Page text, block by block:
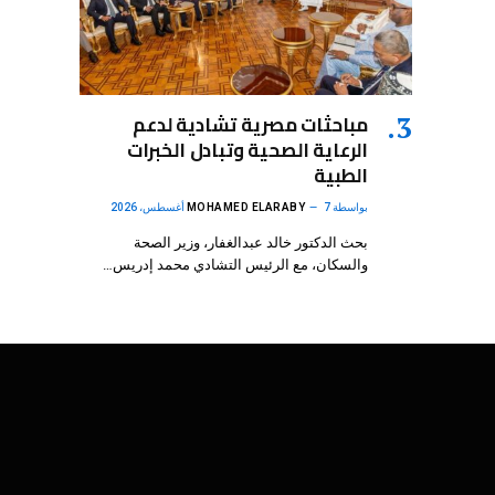
مباحثات مصرية تشادية لدعم
الرعاية الصحية وتبادل الخبرات
الطبية
بواسطة MOHAMED ELARABY 7 أغسطس، 2026
بحث الدكتور خالد عبدالغفار، وزير الصحة
والسكان، مع الرئيس التشادي محمد إدريس…